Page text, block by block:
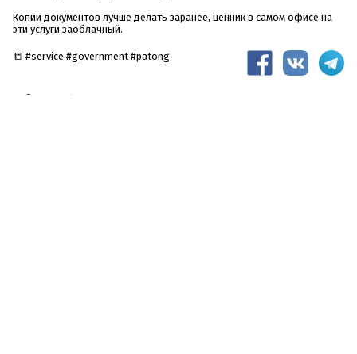
Копии документов лучше делать заранее, ценник в самом офисе на
эти услуги заоблачный.
📒 #service #government #patong